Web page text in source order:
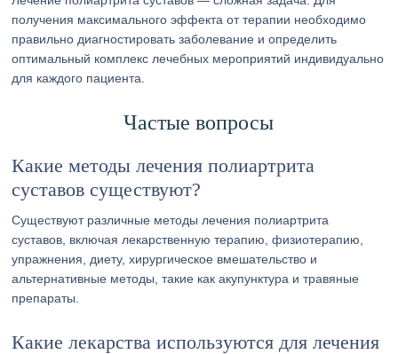
получения максимального эффекта от терапии необходимо
правильно диагностировать заболевание и определить
оптимальный комплекс лечебных мероприятий индивидуально
для каждого пациента.
Частые вопросы
Какие методы лечения полиартрита
суставов существуют?
Существуют различные методы лечения полиартрита
суставов, включая лекарственную терапию, физиотерапию,
упражнения, диету, хирургическое вмешательство и
альтернативные методы, такие как акупунктура и травяные
препараты.
Какие лекарства используются для лечения